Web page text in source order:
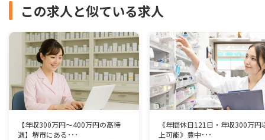
この求人と似ている求人
【年収300万円～400万円の高待
遇】堺市にある･･･
《年間休日121日・年収300万円
上可能》豊中･･･